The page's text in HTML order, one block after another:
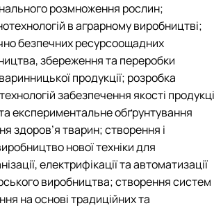
Іноземні мови
Працевлаштування
Їдальні та буфети
Студентські квитки
Центр вивчення мов
Психологічна підтримка
Інклюзивне середовище
Рада молодих вчених
Наукові школи
Стартап школа НУБіП України
Методичні рекомендації, пам'ятки
Форми документів
Патентно-ліцензійна діяльність
ЦКНО «Агропромисловий комплекс, лісове і
паркове господарство, ветеринарна
Обладнання НУБіП України
комісія
видання
Досліднику та автору
Звіт про проведення НТЗ
Наукові журнали НУБіП України
Наукові журнали НУБіП України (English)
Пам'ятка про проведення науково-
Порядок планування та організації
НТЗ
Результати науково-технічних заходів
Монографії
для бізнесу
Каталог наукових послуг
«SEB-2024»
«SEB-2025»
Наглядова рада
Рада роботодавців
Благодійний фонд «Голосіївська ініціатива
Історія університету
Видатні випускники та працівники
Звіт ректора
Пам'яті захисників України
Почесні доктори і професори НУБіП України
Пресслужба
Університетський кур'єр
Вибори ректора
Програма розвитку університету
– 2025»
до публічної інформації
закупівлі
символіка
заходи
Уповноважена особа з питань запобігання
корупції
Положення про антикорупційного
НУБіП України
Національні нормативно-правові акти
Нормативно-правові акти НУБіП України
Інформаційні ресурси НАЗК
Методичні роз’яснення НАЗК
Антикорупційні заходи
радниця
інформація
розмноження рослин;
в аграрному виробництві;
безпечних ресурсоощадних
збереження та переробки
продукції; розробка
забезпечення якості
експериментальне обґрунтування
здоров’я тварин; створення і
нової техніки для
електрифікації та автоматизації
виробництва; створення систем
на основі традиційних та